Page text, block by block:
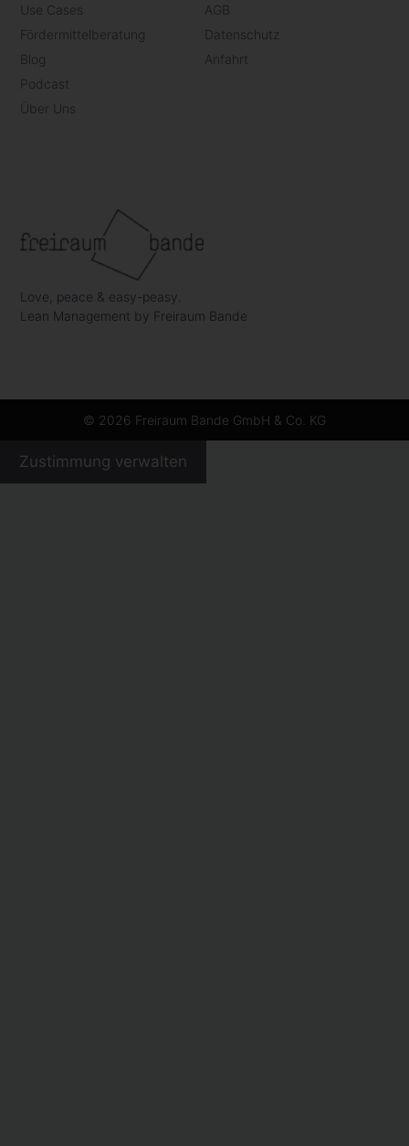
Love, peace & easy-peasy.
Lean Management by Freiraum Bande
AGB
Datenschutz
Anfahrt
Use Cases
Fördermittelberatung
Blog
Podcast
Über Uns
© 2026 Freiraum Bande GmbH & Co. KG
Zustimmung verwalten